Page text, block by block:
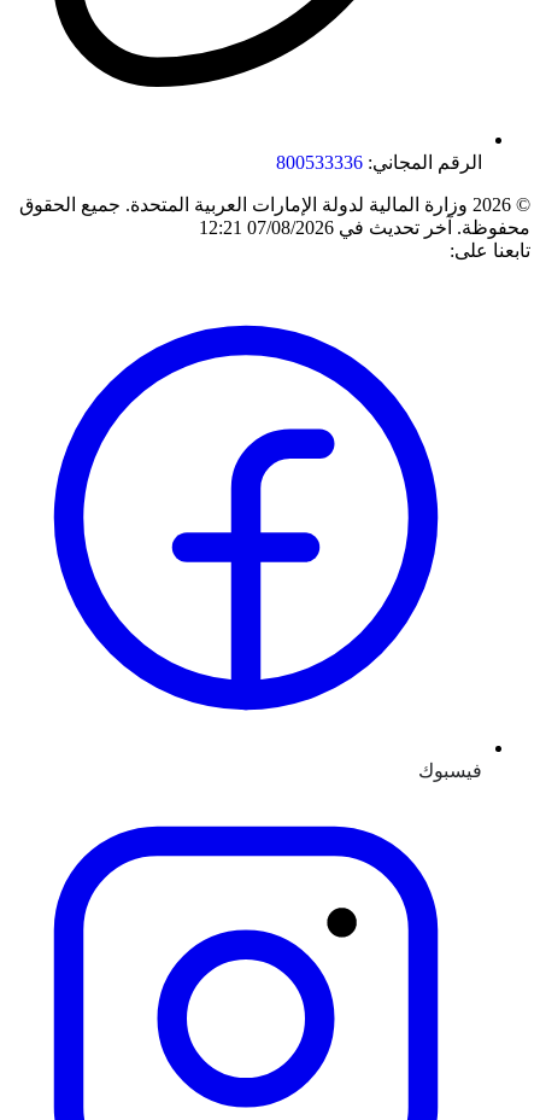
الرقم المجاني: 800533336
© 2026 وزارة المالية لدولة الإمارات العربية المتحدة. جميع الحقوق
محفوظة. آخر تحديث في 07/08/2026 12:21
تابعنا على:
فيسبوك